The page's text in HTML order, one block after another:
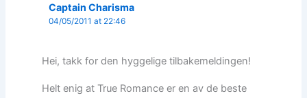
Captain Charisma
04/05/2011 at 22:46
Hei, takk for den hyggelige tilbakemeldingen!
Helt enig at True Romance er en av de beste